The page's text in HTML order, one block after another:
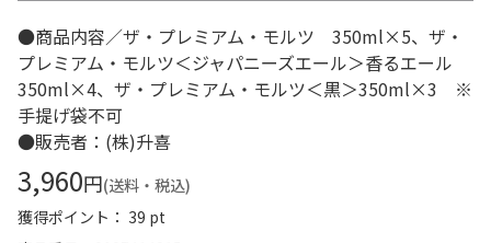
●商品内容／ザ・プレミアム・モルツ 350ml×5、ザ・
プレミアム・モルツ＜ジャパニーズエール＞香るエール
350ml×4、ザ・プレミアム・モルツ＜黒＞350ml×3 ※
手提げ袋不可
●販売者：(株)升喜
3,960円(送料・税込)
獲得ポイント： 39 pt